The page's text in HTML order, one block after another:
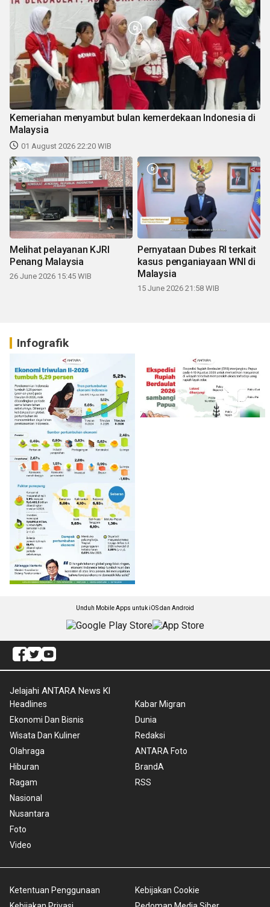
Kemeriahan menyambut bulan kemerdekaan Indonesia di
Malaysia
01 August 2026 22:20 WIB
Melihat pelayanan KJRI
Penang Malaysia
26 June 2026 15:45 WIB
Pernyataan Dubes RI terkait
kasus penganiayaan WNI di
Malaysia
15 June 2026 21:58 WIB
Infografik
Unduh Mobile Apps untuk iOS dan Android
Jelajahi ANTARA News Kl
Headlines
Ekonomi Dan Bisnis
Wisata Dan Kuliner
Olahraga
Hiburan
Ragam
Nasional
Nusantara
Foto
Video
Kabar Migran
Dunia
Redaksi
ANTARA Foto
BrandA
RSS
Ketentuan Penggunaan
Kebijakan Cookie